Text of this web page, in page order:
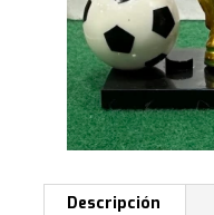
Descripción